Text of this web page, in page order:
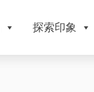
探索印象